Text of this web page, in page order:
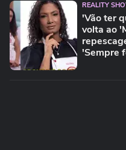
REALITY
'Vão ter
volta ao
'Sempre